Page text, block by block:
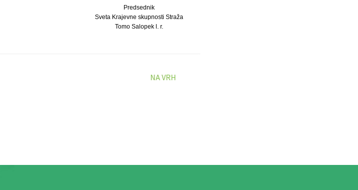
Predsednik
Sveta Krajevne skupnosti Straža
Tomo Salopek l. r.
NA VRH